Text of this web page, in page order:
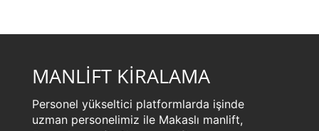
MANLİFT KİRALAMA
Personel yükseltici platformlarda işinde
uzman personelimiz ile Makaslı manlift,